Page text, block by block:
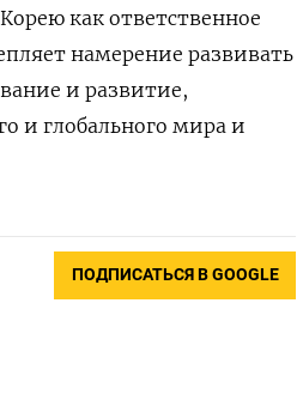
как ответственное
намерение развивать
и развитие,
и глобального мира и
ПОДПИСАТЬСЯ В GOOGLE